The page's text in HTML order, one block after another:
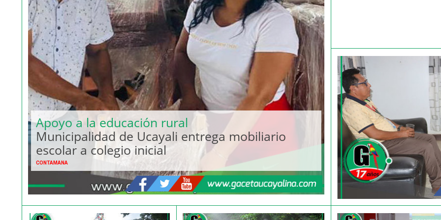
Apoyo a la educación rural
Municipalidad de Ucayali entrega mobiliario
escolar a colegio inicial
CONTAMANA